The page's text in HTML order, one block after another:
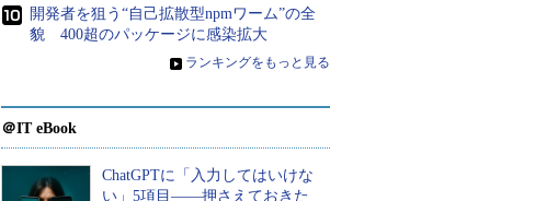
開発者を狙う“自己拡散型npmワーム”の全
貌 400超のパッケージに感染拡大
» ランキングをもっと見る
＠IT eBook
ChatGPTに「入力してはいけな
い」5項目――押さえておきた